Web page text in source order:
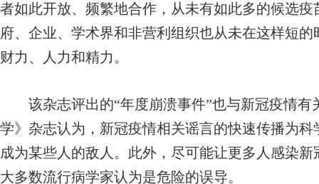
者如此开放、频繁地合作，从未有如此多的候选
府、企业、学术界和非营利组织也从未在这样短
财力、人力和精力。
该杂志评出的“年度崩溃事件”也与新冠疫情有
学》杂志认为，新冠疫情相关谣言的快速传播为
成为某些人的敌人。此外，尽可能让更多人感染
大多数流行病学家认为是危险的误导。